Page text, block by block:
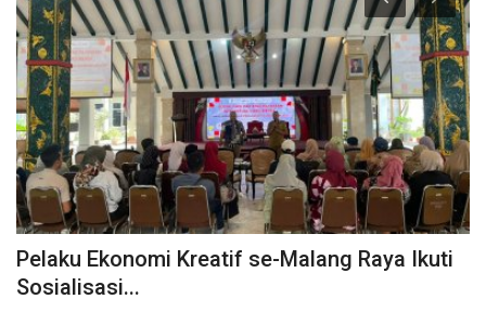
Pelaku Ekonomi Kreatif se-Malang Raya Ikuti
Sosialisasi...